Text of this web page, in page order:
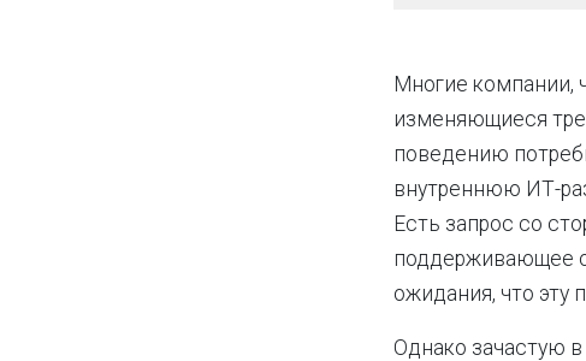
Многие компании,
изменяющиеся
поведению
внутреннюю ИТ-
Есть запрос со
поддерживающее
ожидания, что эту
Однако зачастую